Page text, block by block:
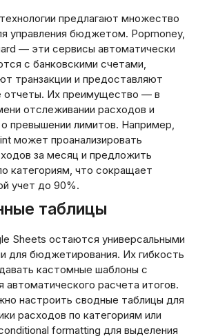
предлагают множество
управления бюджетом. Popmoney‚
— эти сервисы автоматически
с банковскими счетами‚
транзакции и предоставляют
отчеты. Их преимущество — в
отслеживании расходов и
превышении лимитов. Например‚
может проанализировать
за месяц и предложить
категориям‚ что сокращает
учет до 90%.
таблицы
Sheets остаются универсальными
для бюджетирования. Их гибкость
кастомные шаблоны с
расчета итогов.
настроить сводные таблицы для
расходов по категориям или
formatting для выделения